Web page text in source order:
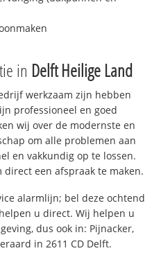
in Delft Heilige Land
werkzaam zijn hebben
professioneel en goed
wij over de modernste en
om alle problemen aan
en vakkundig op te lossen.
een afspraak te maken.
alarmlijn; bel deze ochtend
u direct. Wij helpen u
dus ook in: Pijnacker,
in 2611 CD Delft.